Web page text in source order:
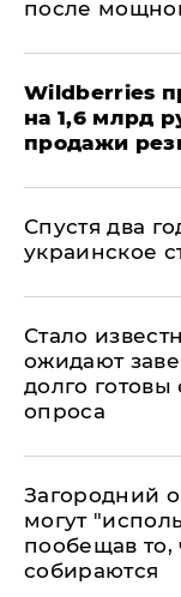
после
​Wildberries
на 1,6 млрд
продажи
Спустя два
украинское
Стало
ожидают
долго готовы
опроса
Загородний
могут
пообещав то,
собираются